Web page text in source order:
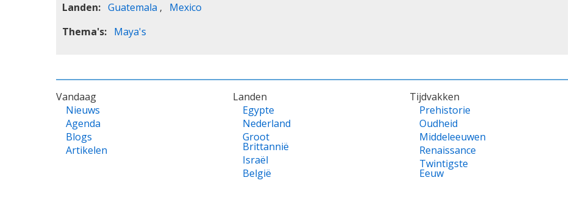
Landen
Guatemala
Mexico
Thema's
Maya's
VOET
Vandaag
Nieuws
Agenda
Blogs
Artikelen
Landen
Egypte
Nederland
Groot
Brittannië
Israël
België
Tijdvakken
Prehistorie
Oudheid
Middeleeuwen
Renaissance
Twintigste
Eeuw